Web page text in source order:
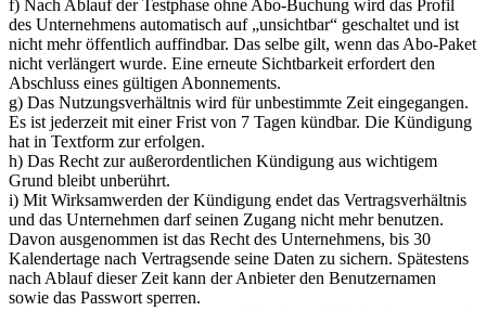
f) Nach Ablauf der Testphase ohne Abo-Buchung wird das Profil
des Unternehmens automatisch auf „unsichtbar“ geschaltet und ist
nicht mehr öffentlich auffindbar. Das selbe gilt, wenn das Abo-Paket
nicht verlängert wurde. Eine erneute Sichtbarkeit erfordert den
Abschluss eines gültigen Abonnements.
g) Das Nutzungsverhältnis wird für unbestimmte Zeit eingegangen.
Es ist jederzeit mit einer Frist von 7 Tagen kündbar. Die Kündigung
hat in Textform zur erfolgen.
h) Das Recht zur außerordentlichen Kündigung aus wichtigem
Grund bleibt unberührt.
i) Mit Wirksamwerden der Kündigung endet das Vertragsverhältnis
und das Unternehmen darf seinen Zugang nicht mehr benutzen.
Davon ausgenommen ist das Recht des Unternehmens, bis 30
Kalendertage nach Vertragsende seine Daten zu sichern. Spätestens
nach Ablauf dieser Zeit kann der Anbieter den Benutzernamen
sowie das Passwort sperren.